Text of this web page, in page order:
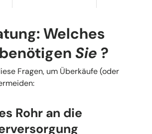
Welches
Sie ?
Fragen, um Überkäufe (oder
Rohr an die